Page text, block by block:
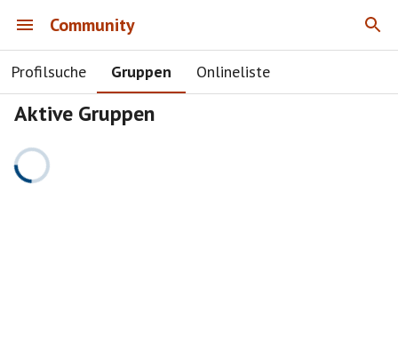
Community
Profilsuche Gruppen Onlineliste
Aktive Gruppen